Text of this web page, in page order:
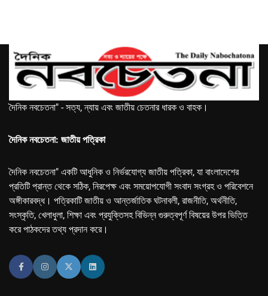
দৈনিক নবচেতনা" - সত্য, ন্যায় এবং জাতীয় চেতনার ধারক ও বাহক।
দৈনিক নবচেতনা: জাতীয় পত্রিকা
দৈনিক নবচেতনা" একটি আধুনিক ও নির্ভরযোগ্য জাতীয় পত্রিকা, যা বাংলাদেশের
প্রতিটি প্রান্ত থেকে সঠিক, নিরপেক্ষ এবং সময়োপযোগী সংবাদ সংগ্রহ ও পরিবেশনে
অঙ্গীকারবদ্ধ। পত্রিকাটি জাতীয় ও আন্তর্জাতিক ঘটনাবলী, রাজনীতি, অর্থনীতি,
সংস্কৃতি, খেলাধুলা, শিক্ষা এবং প্রযুক্তিসহ বিভিন্ন গুরুত্বপূর্ণ বিষয়ের উপর ভিত্তি
করে পাঠকদের তথ্য প্রদান করে।